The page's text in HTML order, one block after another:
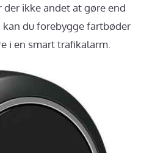
ikke andet at gøre end
du forebygge fartbøder
i en smart trafikalarm.